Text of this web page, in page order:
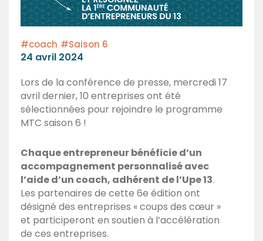
#coach #Saison 6
Posted
24 avril 2024
Lors de la conférence de presse, mercredi 17
avril dernier, 10 entreprises ont été
sélectionnées pour rejoindre le programme
MTC saison 6 !
Chaque entrepreneur bénéficie d’un
accompagnement personnalisé avec
l’aide d’un coach, adhérent de l’Upe 13.
Les partenaires de cette 6e édition ont
désigné des entreprises « coups des cœur »
et participeront en soutien à l’accélération
de ces entreprises.